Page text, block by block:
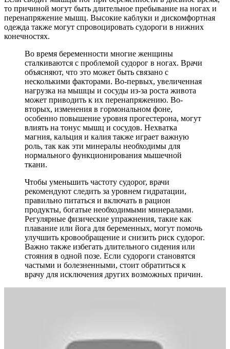
то причиной могут быть длительное пребывание на ногах и
перенапряжение мышц. Высокие каблуки и дискомфортная
одежда также могут спровоцировать судороги в нижних
конечностях.
Во время беременности многие женщины
сталкиваются с проблемой судорог в ногах. Врачи
объясняют, что это может быть связано с
несколькими факторами. Во-первых, увеличенная
нагрузка на мышцы и сосуды из-за роста живота
может приводить к их перенапряжению. Во-
вторых, изменения в гормональном фоне,
особенно повышение уровня прогестерона, могут
влиять на тонус мышц и сосудов. Нехватка
магния, кальция и калия также играет важную
роль, так как эти минералы необходимы для
нормального функционирования мышечной
ткани.
Чтобы уменьшить частоту судорог, врачи
рекомендуют следить за уровнем гидратации,
правильно питаться и включать в рацион
продукты, богатые необходимыми минералами.
Регулярные физические упражнения, такие как
плавание или йога для беременных, могут помочь
улучшить кровообращение и снизить риск судорог.
Важно также избегать длительного сидения или
стояния в одной позе. Если судороги становятся
частыми и болезненными, стоит обратиться к
врачу для исключения других возможных причин.